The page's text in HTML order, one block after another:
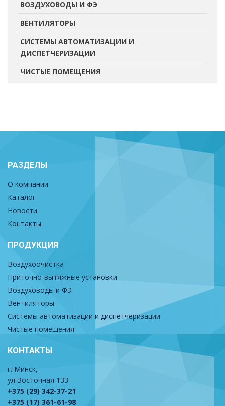
ВОЗДУХОВОДЫ И ФЭ
ВЕНТИЛЯТОРЫ
СИСТЕМЫ АВТОМАТИЗАЦИИ И
ДИСПЕТЧЕРИЗАЦИИ
ЧИСТЫЕ ПОМЕЩЕНИЯ
РАЗДЕЛЫ
О компании
Каталог
Новости
Контакты
ПРОДУКЦИЯ
Воздухоочистка
Приточно-вытяжные установки
Воздуховоды и ФЭ
Вентиляторы
Системы автоматизации и диспетчеризации
Чистые помещения
КОНТАКТЫ
г. Минск,
ул.Восточная 133
+375 (29) 342-37-21
+375 (17) 361-61-98